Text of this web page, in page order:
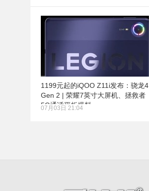
1199元起的iQOO Z11i发布：骁龙4
Gen 2 | 荣耀7英寸大屏机、拯救者
5G通话平板爆料
07月03日 21:04